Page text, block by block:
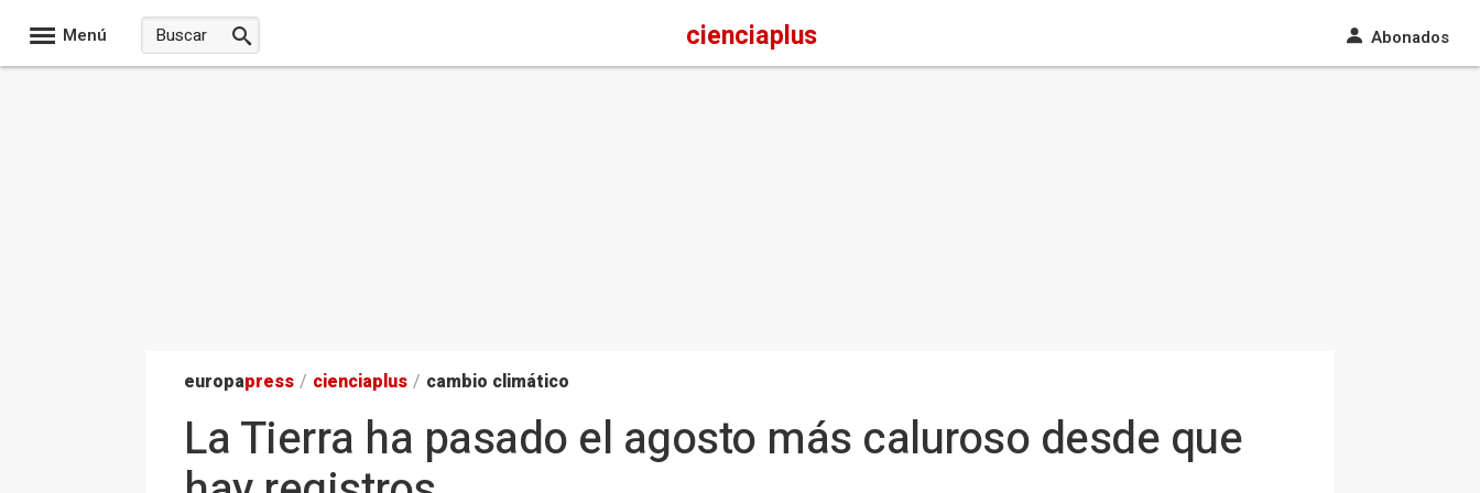
Menú cienciaplus Abonados
europapress / cienciaplus / cambio climático
La Tierra ha pasado el agosto más caluroso desde que